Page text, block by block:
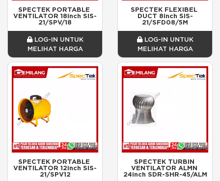
SPECTEK PORTABLE
VENTILATOR 18inch SIS-
21/SPV/18
LOG-IN UNTUK
MELIHAT HARGA
SPECTEK FLEXIBEL
DUCT 8inch SIS-
21/SFD08/5M
LOG-IN UNTUK
MELIHAT HARGA
SPECTEK PORTABLE
VENTILATOR 12inch SIS-
21/SPV12
SPECTEK TURBIN
VENTILATOR ALMN
24inch SDR-SHR-45/ALM